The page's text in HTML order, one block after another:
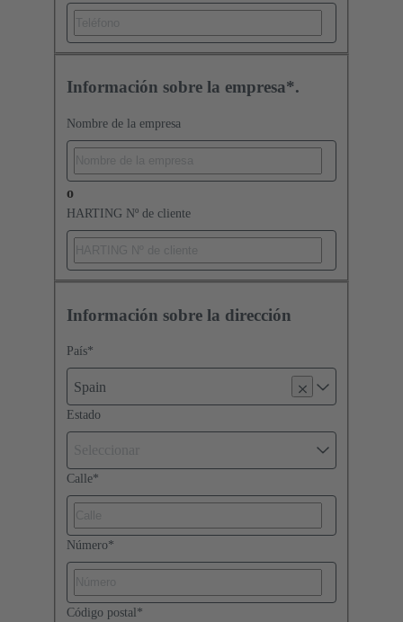
Información sobre la empresa*.
Nombre de la empresa
o
HARTING Nº de cliente
Información sobre la dirección
País*
Spain
Estado
Calle*
Número*
Código postal *